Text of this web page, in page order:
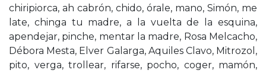
chiripiorca, ah cabrón, chido, órale, mano, Simón, me
late, chinga tu madre, a la vuelta de la esquina,
apendejar, pinche, mentar la madre, Rosa Melcacho,
Débora Mesta, Elver Galarga, Aquiles Clavo, Mitrozol,
pito, verga, trollear, rifarse, pocho, coger, mamón,